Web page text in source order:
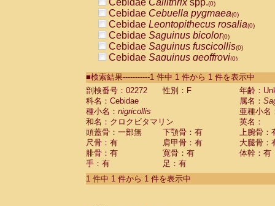
Cebidae Callithrixspp.(0)
Cebidae Cebuella pygmaea(0)
Cebidae Leontopithecus rosalia(0)
Cebidae Saguinus bicolor(0)
Cebidae Saguinus fuscicollis(0)
Cebidae Saguinus geoffroyi(0)
CebidaeSaguinus labiatus(0)
Cebidae Saguinus leucopus (0)
Cebidae
CebidaeSaguinus mystax
CebidaeSaguinus nigricollis (1)
Cebidae Saguinus oedipus
Cebidae Saguinus weddelli
Cebidae Saguinusspp.
Cebidae Aotus trivirgatus
Cebidae Cebus albifrons
■検索結果-----------1 件中 1 件から 1 件を表示中
剖検番号：02272
性別：F
年齢：
科名：Cebidae
属名：
種小名： nigricollis
亜種小名
和名：クロクビタマリン
英名：
頭蓋骨：一部無
下顎骨：有
上腕骨：
尺骨：有
肩甲骨：有
大腿骨：
腓骨：有
寛骨：有
体幹：有
手：有
足：有
1 件中 1 件から 1 件を表示中